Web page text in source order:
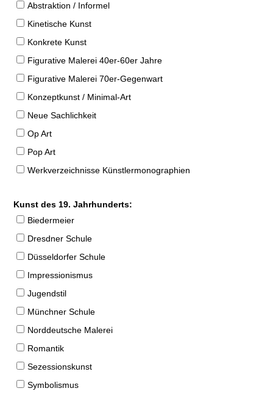
Abstraktion / Informel
Kinetische Kunst
Konkrete Kunst
Figurative Malerei 40er-60er Jahre
Figurative Malerei 70er-Gegenwart
Konzeptkunst / Minimal-Art
Neue Sachlichkeit
Op Art
Pop Art
Werkverzeichnisse Künstlermonographien
Kunst des 19. Jahrhunderts:
Biedermeier
Dresdner Schule
Düsseldorfer Schule
Impressionismus
Jugendstil
Münchner Schule
Norddeutsche Malerei
Romantik
Sezessionskunst
Symbolismus